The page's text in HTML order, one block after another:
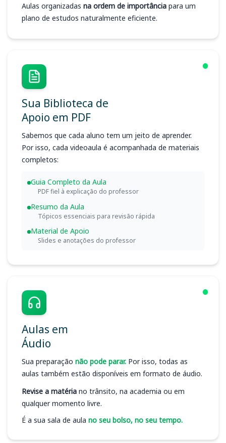
Aulas organizadas na ordem de importância para um
plano de estudos naturalmente eficiente.
Sua Biblioteca de
Apoio em PDF
Sabemos que cada aluno tem um jeito de aprender.
Por isso, cada videoaula é acompanhada de materiais
completos:
Guia Completo da Aula
PDF fiel à explicação do professor
Resumo da Aula
Tópicos essenciais para revisão rápida
Material de Apoio
Slides e anotações do professor
Aulas em
Áudio
Sua preparação não pode parar. Por isso, todas as
aulas também estão disponíveis em formato de áudio.
Revise a matéria no trânsito, na academia ou em
qualquer momento livre.
É a sua sala de aula no seu bolso, no seu tempo.